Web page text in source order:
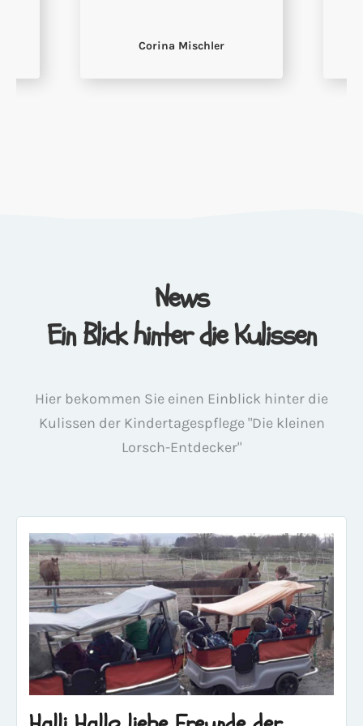
Nadine Pörtner
News
Ein Blick hinter die Kulissen
Hier bekommen Sie einen Einblick hinter die
Kulissen der Kindertagespflege "Die kleinen
Lorsch-Entdecker"